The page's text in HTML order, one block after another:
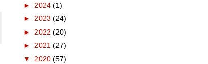
► 2024 (1)
► 2023 (24)
► 2022 (20)
► 2021 (27)
▼ 2020 (57)